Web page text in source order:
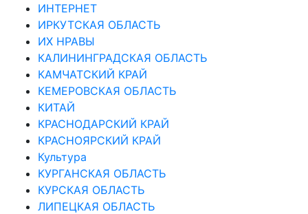
ИНТЕРНЕТ
ИРКУТСКАЯ ОБЛАСТЬ
ИХ НРАВЫ
КАЛИНИНГРАДCКАЯ ОБЛАСТЬ
КАМЧАТСКИЙ КРАЙ
КЕМЕРОВСКАЯ ОБЛАСТЬ
КИТАЙ
КРАСНОДАРСКИЙ КРАЙ
КРАСНОЯРСКИЙ КРАЙ
Культура
КУРГАНСКАЯ ОБЛАСТЬ
КУРСКАЯ ОБЛАСТЬ
ЛИПЕЦКАЯ ОБЛАСТЬ